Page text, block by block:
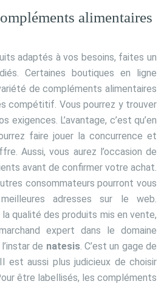
alimentaires
adaptés à vos besoins, faites un
Certaines boutiques en ligne
de compléments alimentaires
compétitif. Vous pourrez y trouver
exigences. L’avantage, c’est qu’en
faire jouer la concurrence et
Aussi, vous aurez l’occasion de
avant de confirmer votre achat.
consommateurs pourront vous
adresses sur le web.
qualité des produits mis en vente,
expert dans le domaine
de natesis. C’est un gage de
est aussi plus judicieux de choisir
être labellisés, les compléments